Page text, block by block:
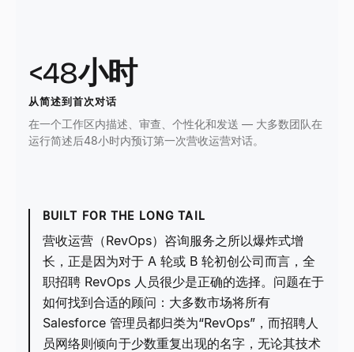
<48小时
从简述到首次对话
在一个工作区内描述、审查、个性化和发送 — 大多数团队在
运行简述后48小时内预订第一次营收运营对话。
BUILT FOR THE LONG TAIL
营收运营（RevOps）咨询服务之所以爆炸式增
长，正是因为对于 A 轮或 B 轮初创公司而言，全
职招聘 RevOps 人员很少是正确的选择。问题在于
如何找到合适的顾问：大多数市场将所有
Salesforce 管理员都归类为“RevOps”，而招聘人
员网络则倾向于少数重复出现的名字，无论其技术